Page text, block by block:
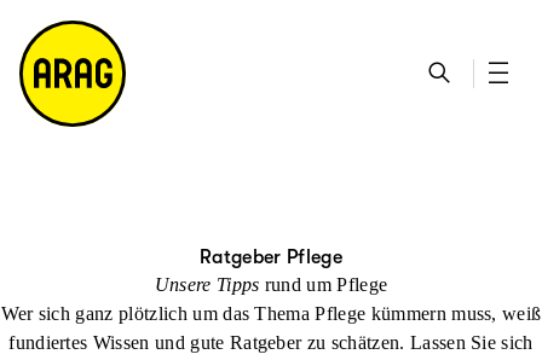
h
e
ta
k
ts
ei
te
e
m
a
p
Ratgeber Pflege
Unsere Tipps rund um Pflege
Wer sich ganz plötzlich um das Thema Pflege kümmern muss, weiß
fundiertes Wissen und gute Ratgeber zu schätzen. Lassen Sie sich